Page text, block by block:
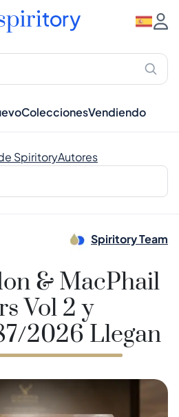
ColeccionesVendiendo
SpiritoryAutores
Spiritory Team
& MacPhail
Vol 2 y
2026 Llegan